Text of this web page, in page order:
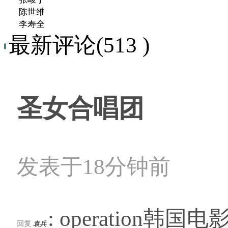
陈世维
李寿全
最新评论(513 )
圣女合唱团
发表于18分钟前
回复 袁兵 : operation韩国电